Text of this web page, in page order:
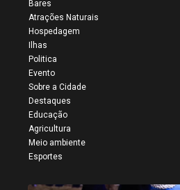
Bares
Atrações Naturais
Hospedagem
Ilhas
Politica
Evento
Sobre a Cidade
Destaques
Educação
Agricultura
Meio ambiente
Esportes